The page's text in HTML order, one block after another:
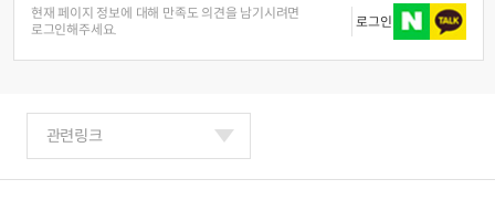
현재 페이지 정보에 대해 만족도 의견을 남기시려면
로그인해주세요.
로그인
관련링크